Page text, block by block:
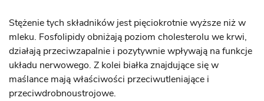
Stężenie tych składników jest pięciokrotnie wyższe niż w
mleku. Fosfolipidy obniżają poziom cholesterolu we krwi,
działają przeciwzapalnie i pozytywnie wpływają na funkcje
układu nerwowego. Z kolei białka znajdujące się w
maślance mają właściwości przeciwutleniające i
przeciwdrobnoustrojowe.